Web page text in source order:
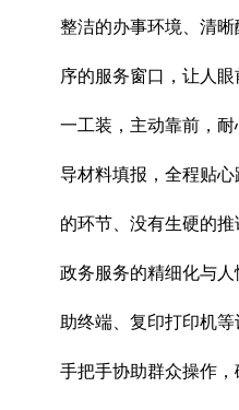
整洁的办事环境、清
序的服务窗口，让人
一工装，主动靠前，
导材料填报，全程贴
的环节、没有生硬的
政务服务的精细化与
助终端、复印打印机
手把手协助群众操作，